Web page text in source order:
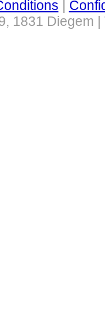
1831 Diegem